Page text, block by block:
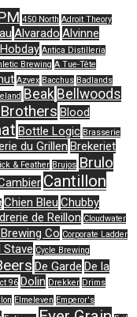
450 North Adroit Theory
Alvarado Alvinne
Antica Distilleria
Brewing A Tue-Tête
Azvex Bacchus Badlands
Beak Bellwoods
Blood
Bottle Logic Brasserie
du Grillen Brekeriet
& Feather Brujos Brulo
Cantillon
Chien Bleu Chubby
de Reillon Cloudwater
Co Corporate Ladder
Stave Cycle Brewing
De Garde De la
96 Dolin Drekker Drims
Elmeleven Emperor's